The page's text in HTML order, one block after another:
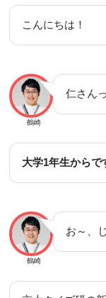
こんにちは！
鶴崎
仁さん
大学1年生からで
鶴崎
お～、